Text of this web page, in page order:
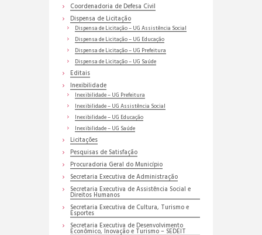
Coordenadoria de Defesa Civil
Dispensa de Licitação
Dispensa de Licitação – UG Assistência Social
Dispensa de Licitação – UG Educação
Dispensa de Licitação – UG Prefeitura
Dispensa de Licitação – UG Saúde
Editais
Inexibilidade
Inexibilidade – UG Prefeitura
Inexibilidade – UG Assistência Social
Inexibilidade – UG Educação
Inexibilidade – UG Saúde
Licitações
Pesquisas de Satisfação
Procuradoria Geral do Município
Secretaria Executiva de Administração
Secretaria Executiva de Assistência Social e
Direitos Humanos
Secretaria Executiva de Cultura, Turismo e
Esportes
Secretaria Executiva de Desenvolvimento
Econômico, Inovação e Turismo – SEDEIT